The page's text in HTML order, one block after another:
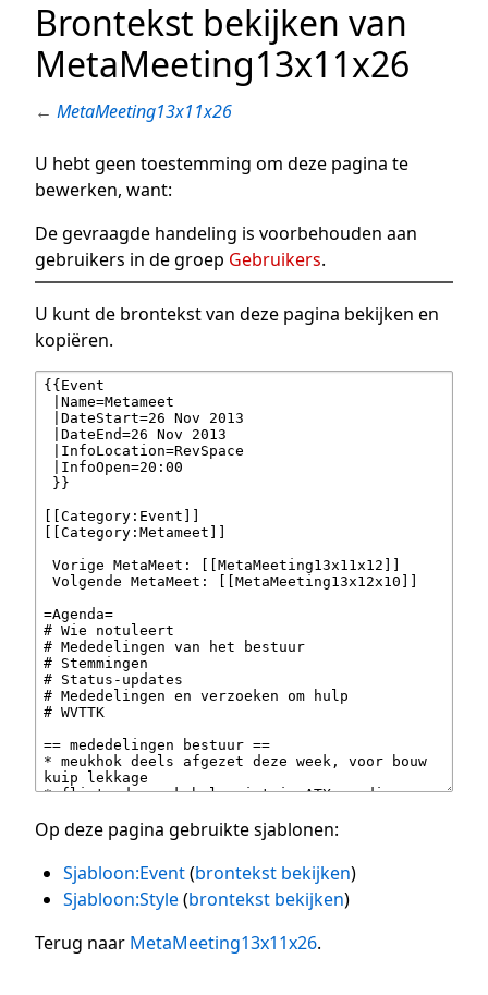
Brontekst bekijken van
MetaMeeting13x11x26
← MetaMeeting13x11x26
U hebt geen toestemming om deze pagina te
bewerken, want:
De gevraagde handeling is voorbehouden aan
gebruikers in de groep Gebruikers.
U kunt de brontekst van deze pagina bekijken en
kopiëren.
Op deze pagina gebruikte sjablonen:
Sjabloon:Event(brontekst bekijken)
Sjabloon:Style(brontekst bekijken)
Terug naar MetaMeeting13x11x26.